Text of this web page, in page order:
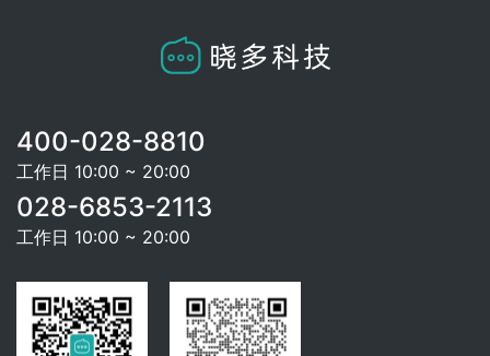
400-028-8810
工作日 10:00 ~ 20:00
028-6853-2113
工作日 10:00 ~ 20:00